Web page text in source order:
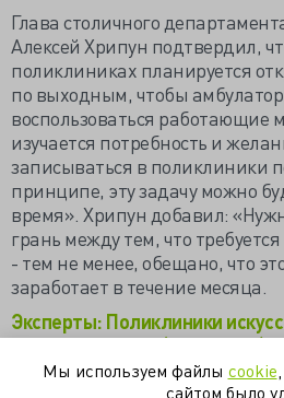
Глава столичного
Алексей Хрипун подтвердил,
поликлиниках планируется
по выходным, чтобы
воспользоваться работающие
изучается потребность и
записываться в поликлиники
принципе, эту задачу можно
время». Хрипун добавил:
грань между тем, что
- тем не менее, обещано, что
заработает в течение месяца.
Эксперты: Поликлиники
поток пациентов (www.rg.ru)
Собянин: Столичные
Мы используем файлы cookie
сайтом было